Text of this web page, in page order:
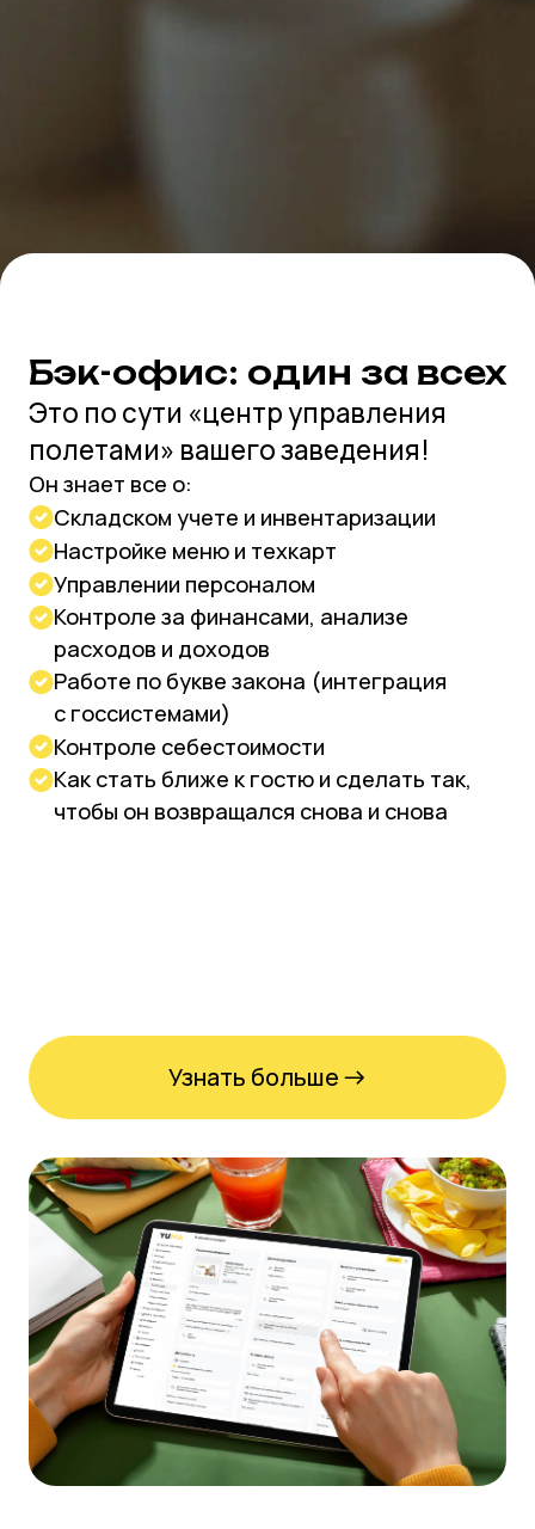
Приложение для
гостей: сделайте их
частью вашего бренда
Создайте для гостей единое
пространство вашего бренда с яркой
фирменной видеозаставкой, сторис
и новостями
Сайт: генератор
онлайн-заказов
Запускайте собственную доставку, а не
платите комиссию агрегаторам
Внедряйте QR: гостям удобно оформить
и оплатить заказы, а вы экономите
на печати меню
Гибко настраивайте сайт для сетей и
франшиз: гости увидят адреса,
расписание, отзывы заведений и смогут
оформить заказ
Мы постоянно улучшаем ваш сайт
визуально и технически — выпускаем
новые фичи